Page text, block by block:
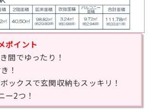
ポイント
間でゆったり！
！
ックスで玄関収納もスッキリ！
ー2つ！